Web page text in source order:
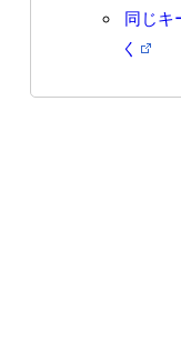
同じキ
く